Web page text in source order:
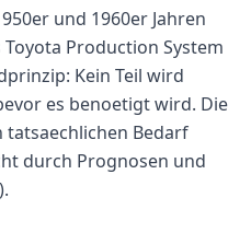
und 1960er Jahren
Production System
Kein Teil wird
es benoetigt wird. Die
Bedarf
durch Prognosen und